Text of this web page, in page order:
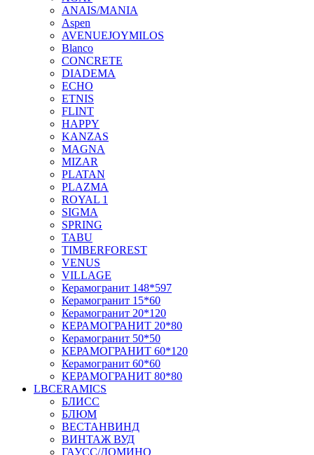
ANAIS/MANIA
Aspen
AVENUEJOYMILOS
Blanco
CONCRETE
DIADEMA
ECHO
ETNIS
FLINT
HAPPY
KANZAS
MAGNA
MIZAR
PLATAN
PLAZMA
ROYAL 1
SIGMA
SPRING
TABU
TIMBERFOREST
VENUS
VILLAGE
Керамогранит 148*597
Керамогранит 15*60
Керамогранит 20*120
КЕРАМОГРАНИТ 20*80
Керамогранит 50*50
КЕРАМОГРАНИТ 60*120
Керамогранит 60*60
КЕРАМОГРАНИТ 80*80
LBCERAMICS
БЛИСС
БЛЮМ
ВЕСТАНВИНД
ВИНТАЖ ВУД
ГАУСС/ДОМИНО